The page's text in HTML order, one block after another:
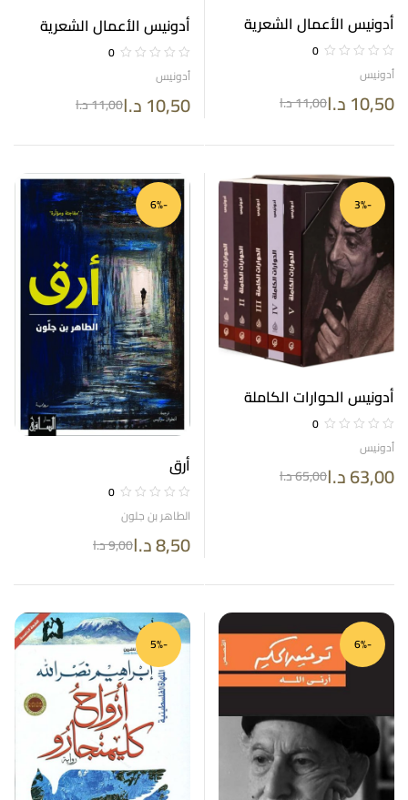
أدونيس الأعمال الشعرية
الكاملة الجزء السابع 2008
0
أدونيس
11,00د.ا 10,50د.ا
أدونيس الأعمال الشعرية
– 2007
0
أدونيس
11,00د.ا 10,50د.ا
-3%
أدونيس الحوارات الكاملة
خمسة أجزاء 0
أدونيس
65,00د.ا 63,00د.ا
-6%
أرق
0
الطاهر بن جلون
9,00د.ا 8,50د.ا
-6%
-5%